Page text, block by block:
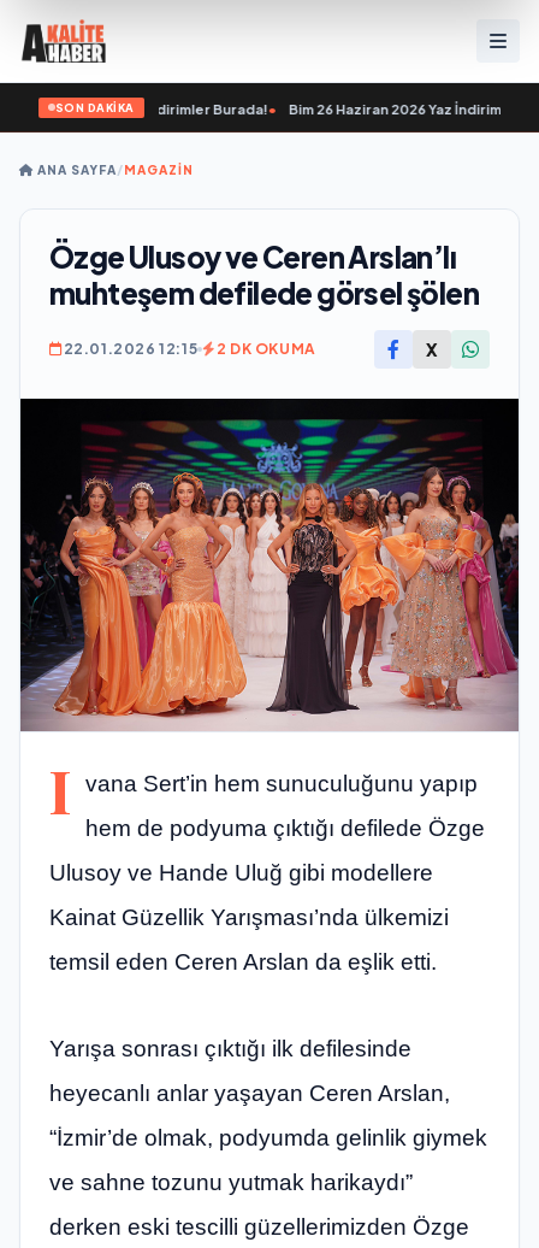
SON DAKİKA
İnanılmaz İndirimler Burada!• Bim 26 Haziran 2026 Yaz İndirimi:
ANA SAYFA/MAGAZİN
Özge Ulusoy ve Ceren Arslan’lı
muhteşem defilede görsel şölen
22.01.2026 12:15 2 DK OKUMA X
I
vana Sert’in hem sunuculuğunu yapıp
hem de podyuma çıktığı defilede Özge
Ulusoy ve Hande Uluğ gibi modellere
Kainat Güzellik Yarışması’nda ülkemizi
temsil eden Ceren Arslan da eşlik etti.
Yarışa sonrası çıktığı ilk defilesinde
heyecanlı anlar yaşayan Ceren Arslan,
“İzmir’de olmak, podyumda gelinlik giymek
ve sahne tozunu yutmak harikaydı”
derken eski tescilli güzellerimizden Özge